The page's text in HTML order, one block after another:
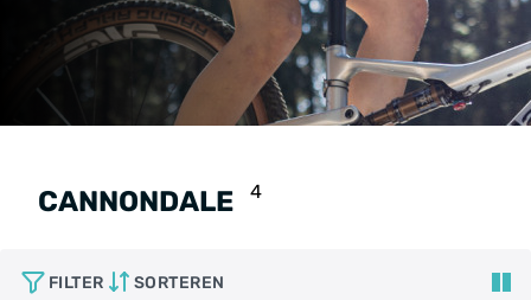
CANNONDALE 4
FILTER SORTEREN